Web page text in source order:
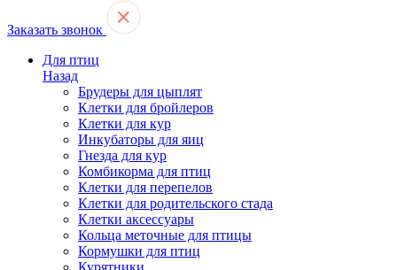
Заказать звонок
Для птиц
Назад
Брудеры для цыплят
Клетки для бройлеров
Клетки для кур
Инкубаторы для яиц
Гнезда для кур
Комбикорма для птиц
Клетки для перепелов
Клетки для родительского стада
Клетки аксессуары
Кольца меточные для птицы
Кормушки для птиц
Курятники